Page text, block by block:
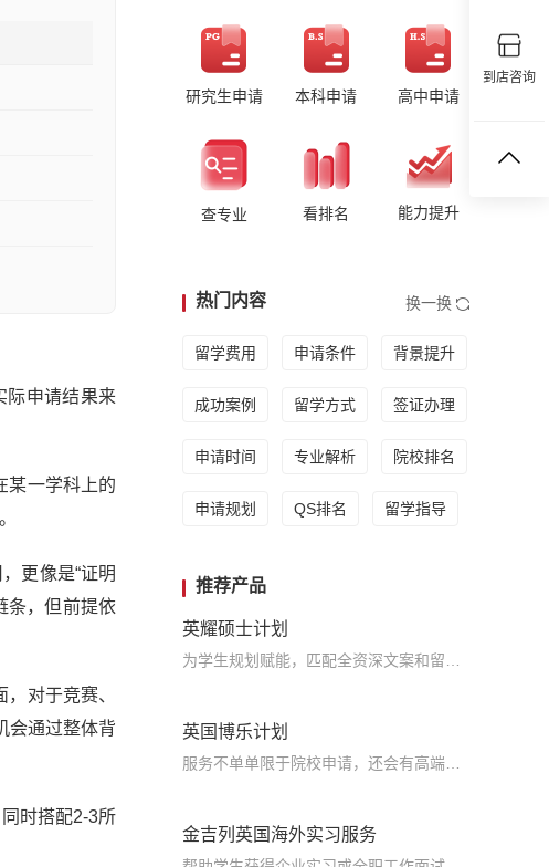
到店咨询
际申请结果来
某一学科上的
更像是“证明
条，但前提依
对于竞赛、
会通过整体背
时搭配2-3所
研究生申请 本科申请 高中申请
查专业 看排名 能力提升
热门内容 换一换
留学费用 申请条件 背景提升
成功案例 留学方式 签证办理
申请时间 专业解析 院校排名
申请规划 QS排名 留学指导
推荐产品
英耀硕士计划
英国博乐计划
金吉列英国海外实习服务